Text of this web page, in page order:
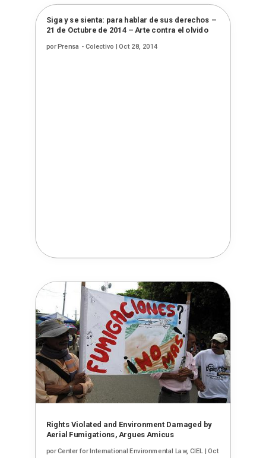
Siga y se sienta: para hablar de sus derechos –
21 de Octubre de 2014 – Arte contra el olvido
por Prensa - Colectivo Oct 28, 2014
Rights Violated and Environment Damaged by
Aerial Fumigations, Argues Amicus
porCenter for International Environmental Law, CIEL | Oct